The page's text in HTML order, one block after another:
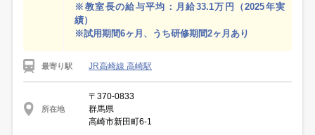
※教室長の給与平均：月給33.1万円（2025年実
績）
※試用期間6ヶ月、うち研修期間2ヶ月あり
最寄り駅 JR高崎線 高崎駅
所在地
〒370-0833
群馬県
高崎市新田町6-1